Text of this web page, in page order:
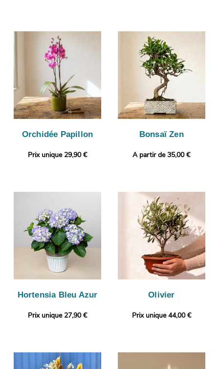
Orchidée Papillon
Prix unique 29,90 €
Bonsaï Zen
A partir de 35,00 €
Hortensia Bleu Azur
Prix unique 27,90 €
Olivier
Prix unique 44,00 €